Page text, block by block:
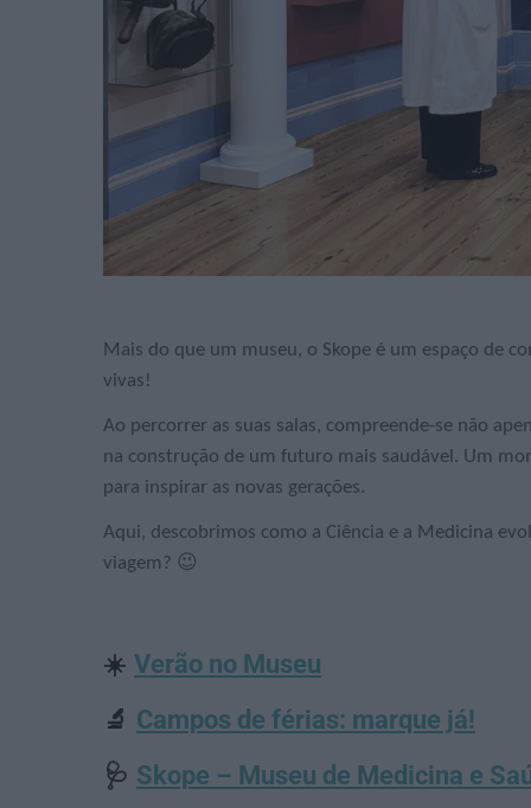
Mais do que um museu, o Skope é um espaço de
vivas!
Ao percorrer as suas salas, compreende-se não
na construção de um futuro mais saudável. Um
para inspirar as novas gerações.
Aqui, descobrimos como a Ciência e a Medicina
viagem? 😉
☀️ Verão no Museu
🔬 Campos de férias: marque já!
🩺 Skope – Museu de Medicina e